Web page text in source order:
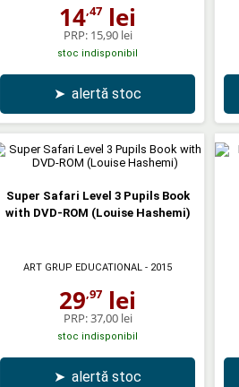
14,47 lei
PRP: 15,90 lei
stoc indisponibil
➤ alertă stoc
Super Safari Level 3 Pupils Book
with DVD-ROM (Louise Hashemi)
ART GRUP EDUCATIONAL - 2015
29,97 lei
PRP:37,00 lei
stoc indisponibil
➤ alertă stoc